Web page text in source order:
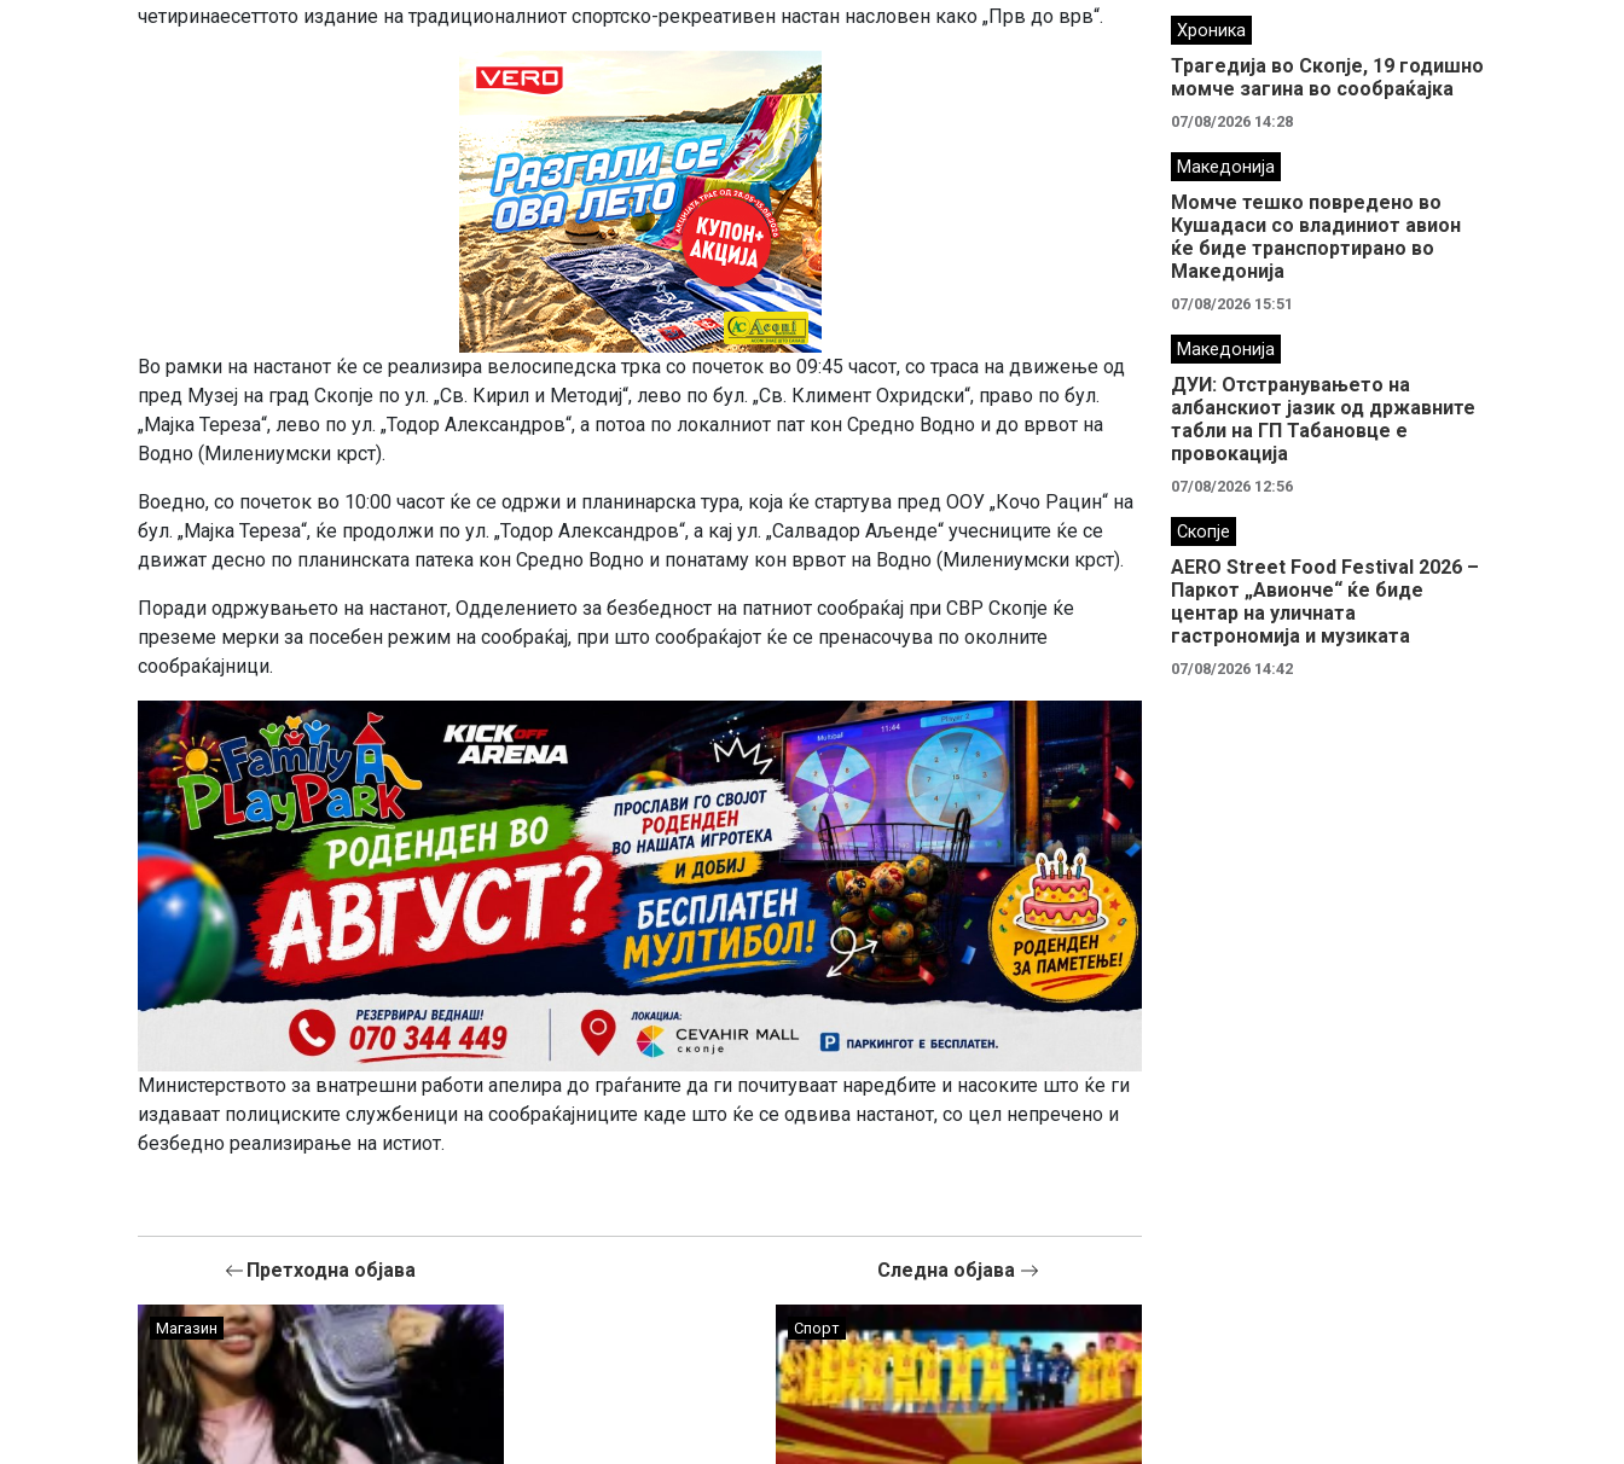
четиринаесеттото издание на традиционалниот спортско-рекреативен настан насловен како „Прв до врв“.
Во рамки на настанот ќе се реализира велосипедска трка со почеток во 09:45 часот, со траса на движење од
пред Музеј на град Скопје по ул. „Св. Кирил и Методиј“, лево по бул. „Св. Климент Охридски“, право по бул.
„Мајка Тереза“, лево по ул. „Тодор Александров“, а потоа по локалниот пат кон Средно Водно и до врвот на
Водно (Милениумски крст).
Воедно, со почеток во 10:00 часот ќе се одржи и планинарска тура, која ќе стартува пред ООУ „Кочо Рацин“ на
бул. „Мајка Тереза“, ќе продолжи по ул. „Тодор Александров“, а кај ул. „Салвадор Аљенде“ учесниците ќе се
движат десно по планинската патека кон Средно Водно и понатаму кон врвот на Водно (Милениумски крст).
Поради одржувањето на настанот, Одделението за безбедност на патниот сообраќај при СВР Скопје ќе
преземе мерки за посебен режим на сообраќај, при што сообраќајот ќе се пренасочува по околните
сообраќајници.
Министерството за внатрешни работи апелира до граѓаните да ги почитуваат наредбите и насоките што ќе ги
издаваат полициските службеници на сообраќајниците каде што ќе се одвива настанот, со цел непречено и
безбедно реализирање на истиот.
Претходна објава
Магазин
Следна објава
Спорт
Хроника
Трагедија во Скопје, 19 годишно
момче загина во сообраќајка
07/08/2026 14:28
Македонија
Момче тешко повредено во
Кушадаси со владиниот авион
ќе биде транспортирано во
Македонија
07/08/2026 15:51
Македонија
ДУИ: Отстранувањето на
албанскиот јазик од државните
табли на ГП Табановце е
провокација
07/08/2026 12:56
Скопје
AERO Street Food Festival 2026 –
Паркот „Авионче“ ќе биде
центар на уличната
гастрономија и музиката
07/08/2026 14:42